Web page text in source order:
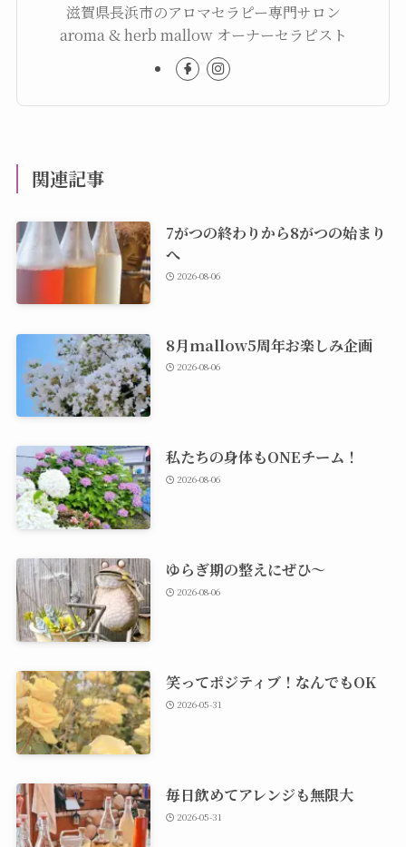
滋賀県長浜市のアロマセラピー専門サロン
aroma & herb mallow オーナーセラピスト
関連記事
7がつの終わりから8がつの始まり
へ
2026-08-06
8月mallow5周年お楽しみ企画
2026-08-06
私たちの身体もONEチーム！
2026-08-06
ゆらぎ期の整えにぜひ～
2026-08-06
笑ってポジティブ！なんでもOK
2026-05-31
毎日飲めてアレンジも無限大
2026-05-31